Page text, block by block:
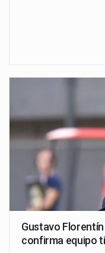
Gustavo
confirma equipo